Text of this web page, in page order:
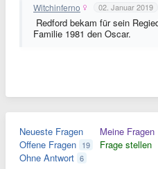
Witchinferno 02. Januar 2019
Redford bekam für sein
Familie 1981 den Oscar.
Neueste Fragen
Offene Fragen 19
Ohne Antwort 6
Meine Fragen
Frage stellen